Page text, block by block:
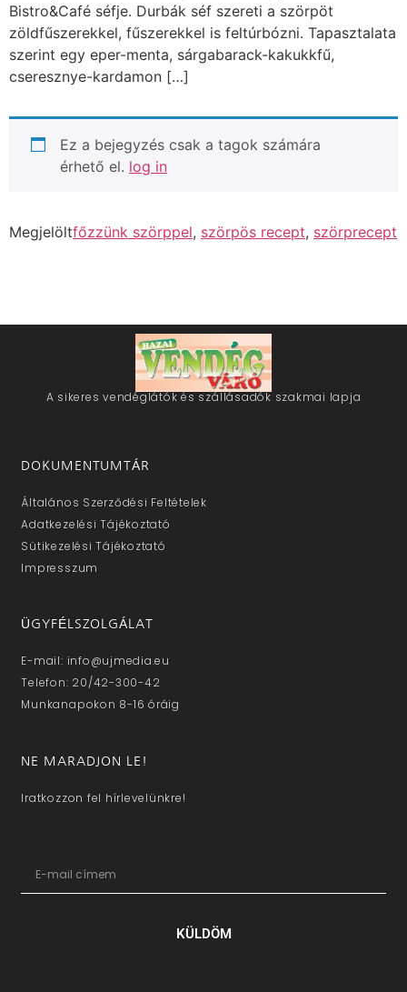
Bistro&Café séfje. Durbák séf szereti a szörpöt
zöldfűszerekkel, fűszerekkel is feltúrbózni. Tapasztalata
szerint egy eper-menta, sárgabarack-kakukkfű,
cseresznye-kardamon […]
Ez a bejegyzés csak a tagok számára
érhető el. log in
Megjelöltfőzzünk szörppel, szörpös recept, szörprecept
A sikeres vendéglátók és szállásadók szakmai lapja
DOKUMENTUMTÁR
Általános Szerződési Feltételek
Adatkezelési Tájékoztató
Sütikezelési Tájékoztató
Impresszum
ÜGYFÉLSZOLGÁLAT
E-mail: info@ujmedia.eu
Telefon: 20/42-300-42
Munkanapokon 8-16 óráig
NE MARADJON LE!
Iratkozzon fel hírlevelünkre!
KÜLDÖM